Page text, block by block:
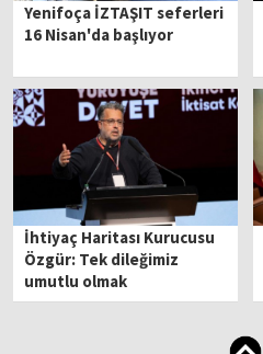
Yenifoça İZTAŞIT seferleri
16 Nisan'da başlıyor
İhtiyaç Haritası Kurucusu
Özgür: Tek dileğimiz
umutlu olmak